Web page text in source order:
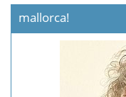
mallorca!